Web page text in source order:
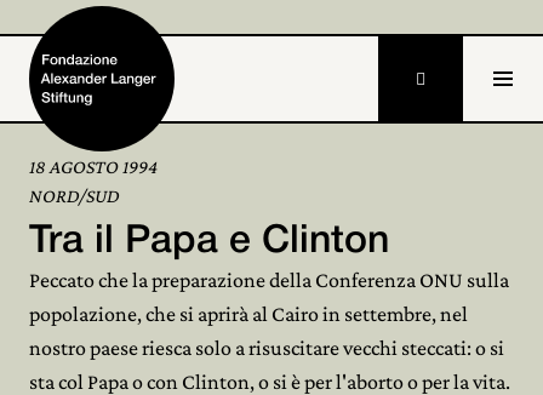
Home
Attività e progetti
Alexander Langer 

18 AGOSTO 1994
NORD/SUD
Tra il Papa e Clinton
Peccato che la preparazione della Conferenza ONU sulla
popolazione, che si aprirà al Cairo in settembre, nel
nostro paese riesca solo a risuscitare vecchi steccati: o si
sta col Papa o con Clinton, o si è per l'aborto o per la vita.